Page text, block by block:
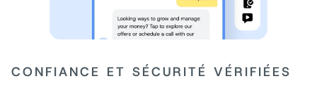
CONFIANCE ET SÉCURITÉ VÉRIFIÉES